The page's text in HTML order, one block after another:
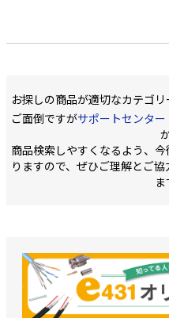
お探しの商品が適切なカテゴ
ご面倒ですがサポートセンター
商品検索しやすくなるよう、
りますので、ぜひご理解とご
ま